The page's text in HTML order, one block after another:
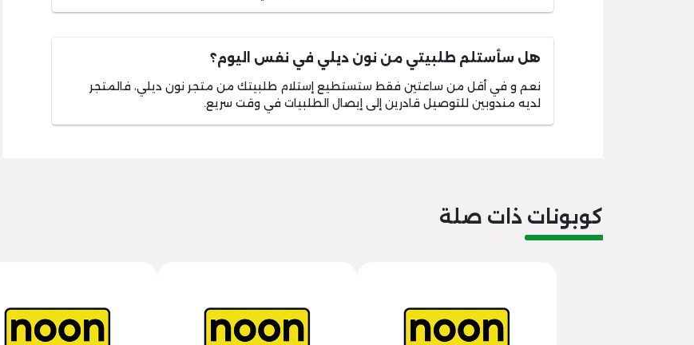
هل سأستلم طلبيتي من نون ديلي في نفس اليوم؟
نعم و في أقل من ساعتين فقط ستستطيع إستلام طلبيتك من متجر نون ديلي، فالمتجر
لديه مندوبين للتوصيل قادرين إلى إيصال الطلبيات في وقت سريع.
كوبونات ذات صلة